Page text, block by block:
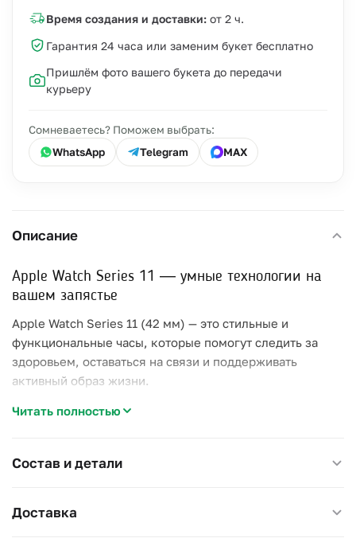
Время создания и доставки: от 2 ч.
Гарантия 24 часа или заменим букет бесплатно
Пришлём фото вашего букета до передачи
курьеру
Сомневаетесь? Поможем выбрать:
WhatsApp
Telegram MAX
Описание
Apple Watch Series 11 — умные технологии на
вашем запястье
Apple Watch Series 11 (42 мм) — это стильные и
функциональные часы, которые помогут следить за
здоровьем, оставаться на связи и поддерживать
активный образ жизни.
яркостью;
Читать полностью
Состав и детали
Доставка